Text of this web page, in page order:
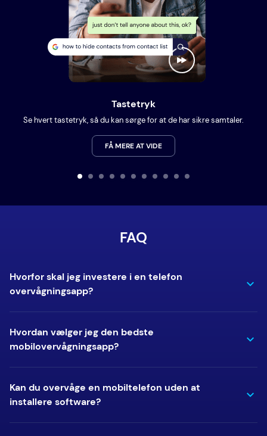
Tastetryk
Se hvert tastetryk, så du kan sørge for at de har sikre samtaler.
FÅ MERE AT VIDE
FAQ
Hvorfor skal jeg investere i en telefon
overvågningsapp?
Hvordan vælger jeg den bedste
mobilovervågningsapp?
Kan du overvåge en mobiltelefon uden at
installere software?